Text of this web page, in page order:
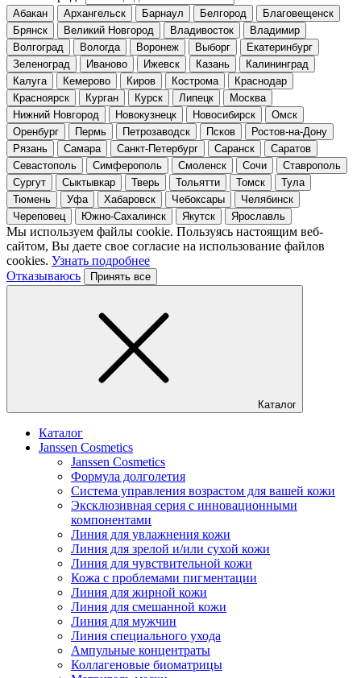
Абакан Архангельск Барнаул Белгород
Благовещенск
Брянск
Великий Новгород Владивосток
Владимир
Волгоград
Вологда Воронеж Выборг
Екатеринбург
Зеленоград
Иваново Ижевск Казань
Калининград
Калуга
Кемерово Киров Кострома
Краснодар
Красноярск
Курган Курск Липецк
Москва
Нижний Новгород
Новокузнецк Новосибирск
Омск
Оренбург
Пермь Петрозаводск Псков
Ростов-на-Дону
Рязань
Самара Санкт-Петербург Саранск
Саратов
Севастополь
Симферополь Смоленск Сочи
Ставрополь
Сургут
Сыктывкар Тверь Тольятти Томск
Тула
Тюмень
Уфа Хабаровск Чебоксары
Челябинск
Череповец
Южно-Сахалинск Якутск Ярославль
Мы используем файлы cookie. Пользуясь настоящим веб-
сайтом, Вы даете свое согласие на использование файлов
cookies. Узнать подробнее
Отказываюсь
Принять все
Каталог
Каталог
Janssen Cosmetics
Janssen Cosmetics
Формула долголетия
Система управления возрастом для вашей кожи
Эксклюзивная серия с инновационными
компонентами
Линия для увлажнения кожи
Линия для зрелой и/или сухой кожи
Линия для чувствительной кожи
Кожа с проблемами пигментации
Линия для жирной кожи
Линия для смешанной кожи
Линия для мужчин
Линия специального ухода
Ампульные концентраты
Коллагеновые биоматрицы